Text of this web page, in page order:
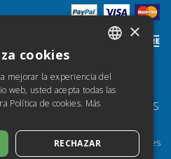
NUESTROS RECURSOS
Torrossa para Instituciones
ENGLISH
GERMAN
×
cookies
mejorar la experiencia del
web, usted acepta todas las
Política de cookies. Más
RECHAZAR